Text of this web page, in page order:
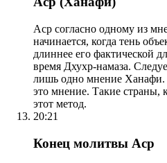
Аср согласно одному из
начинается, когда тень
длиннее его фактической
время Дхухр-намаза.
лишь одно мнение
это мнение. Такие страны,
этот метод.
20:21
Конец молитвы Аср